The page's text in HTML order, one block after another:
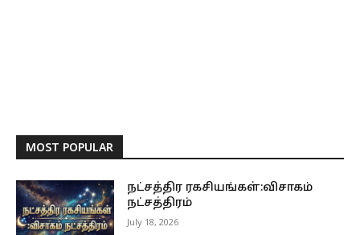
MOST POPULAR
நட்சத்திர ரகசியங்கள்:விசாகம்
நட்சத்திரம்
July 18, 2026